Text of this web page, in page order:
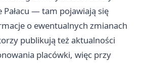
Pałacu — tam pojawiają się
o ewentualnych zmianach
publikują też aktualności
placówki, więc przy